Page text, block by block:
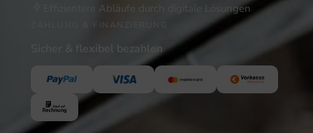
Effizientere Abläufe durch digitale Lösungen
ZAHLUNG & FINANZIERUNG
Sicher & flexibel bezahlen